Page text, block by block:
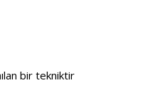
bir tekniktir